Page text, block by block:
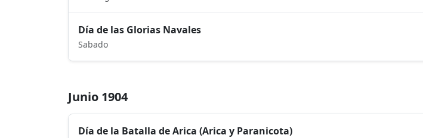
Día de las Glorias Navales
Sabado
Junio 1904
Día de la Batalla de Arica (Arica y Paranicota)